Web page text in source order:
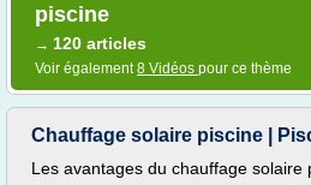
piscine
→ 120 articles
Voir également8 Vidéos pour ce thème
Chauffage solaire piscine |
Les avantages du chauffage solaire